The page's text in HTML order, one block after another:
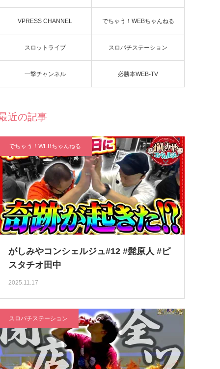
VPRESS CHANNEL でちゃう！WEBちゃんねる
スロットライブ スロパチステーション
一撃チャンネル 必勝本WEB-TV
近の記事
でちゃう！WEBちゃんねる
がしみやコンシェルジュ#12 #髭原人 #ピ
スタチオ田中
2025.11.17
スロパチステーション